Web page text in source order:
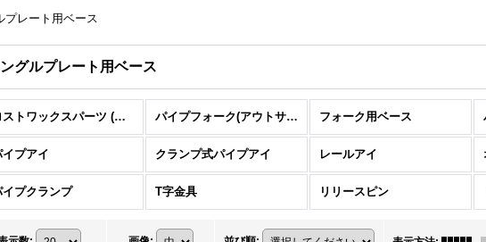
プレート用ベース
グルプレート用ベース
ロストワックスパーツ (全商品) パイプフォーク(アウトサイド・インサート) フォーク用ベース
イプアイ クランプ式パイプアイ レールアイ
イプクランプ T字金具 リリースピン